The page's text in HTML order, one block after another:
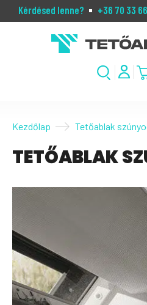
Kérdésed lenne? +36 70 33
Kezdőlap Tetőablak
TETŐABLAK